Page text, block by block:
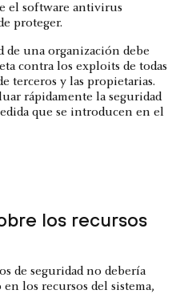
el software antivirus
proteger.
de una organización debe
contra los exploits de todas
terceros y las propietarias.
rápidamente la seguridad
que se introducen en el
los recursos
de seguridad no debería
los recursos del sistema,